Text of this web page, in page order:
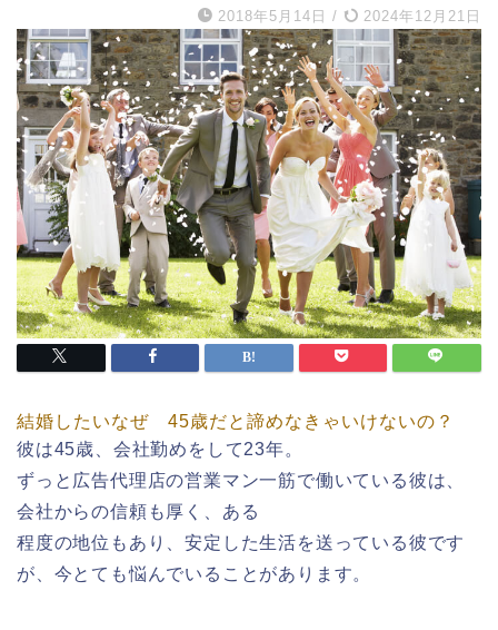
2018年5月14日 / 2024年12月21日
結婚したいなぜ 45歳だと諦めなきゃいけないの？
彼は45歳、会社勤めをして23年。
ずっと広告代理店の営業マン一筋で働いている彼は、
会社からの信頼も厚く、ある
程度の地位もあり、安定した生活を送っている彼です
が、今とても悩んでいることがあります。